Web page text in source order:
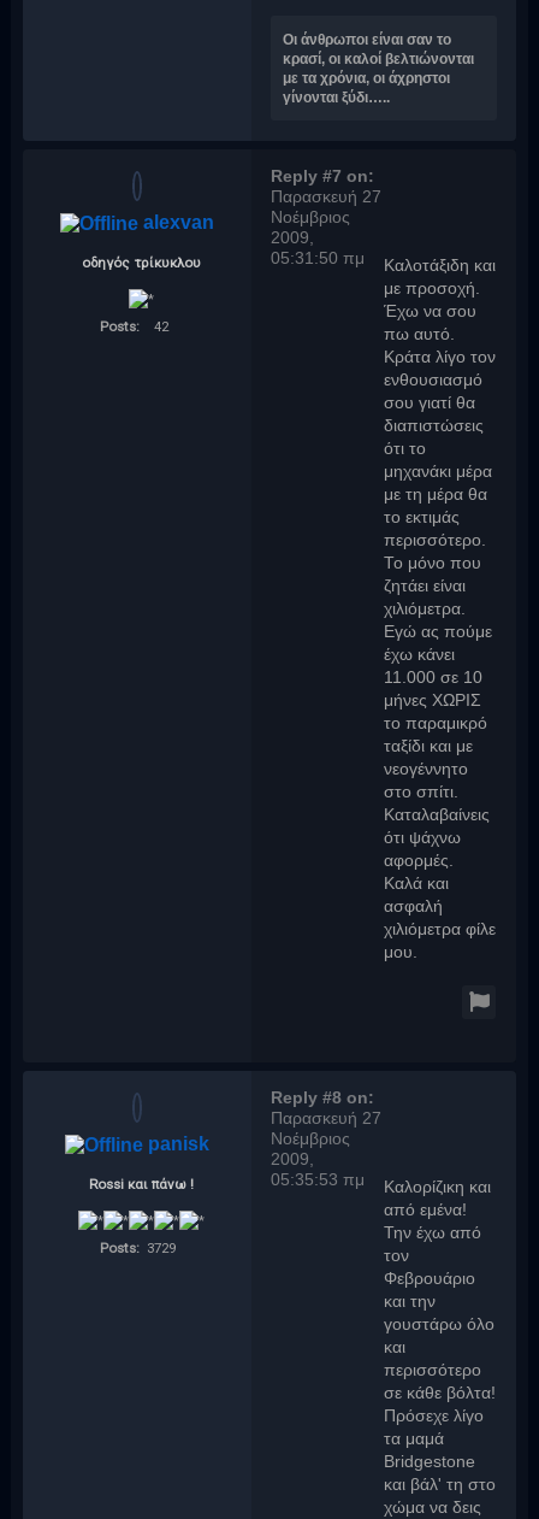
Οι άνθρωποι είναι σαν το
κρασί, οι καλοί βελτιώνονται
με τα χρόνια, οι άχρηστοι
γίνονται ξύδι…..
alexvan
οδηγός τρίκυκλου
Posts: 42
Reply #7 on:
Παρασκευή 27
Νοέμβριος
2009,
05:31:50 πμ
Καλοτάξιδη και
με προσοχή.
Έχω να σου
πω αυτό.
Κράτα λίγο τον
ενθουσιασμό
σου γιατί θα
διαπιστώσεις
ότι το
μηχανάκι μέρα
με τη μέρα θα
το εκτιμάς
περισσότερο.
Το μόνο που
ζητάει είναι
χιλιόμετρα.
Εγώ ας πούμε
έχω κάνει
11.000 σε 10
μήνες ΧΩΡΙΣ
το παραμικρό
ταξίδι και με
νεογέννητο
στο σπίτι.
Καταλαβαίνεις
ότι ψάχνω
αφορμές.
Καλά και
ασφαλή
χιλιόμετρα φίλε
μου.
panisk
Rossi και πάνω !
Posts: 3729
Reply #8 on:
Παρασκευή 27
Νοέμβριος
2009,
05:35:53 πμ
Καλορίζικη και
από εμένα!
Την έχω από
τον
Φεβρουάριο
και την
γουστάρω όλο
και
περισσότερο
σε κάθε βόλτα!
Πρόσεχε λίγο
τα μαμά
Bridgestone
και βάλ' τη στο
χώμα να δεις